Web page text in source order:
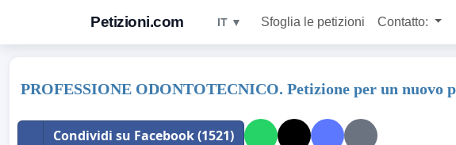
Petizioni.com IT ▼ Sfoglia le petizioni Contatto:
PROFESSIONE ODONTOTECNICO. Petizione per un nuovo
Condividi su Facebook (1521)